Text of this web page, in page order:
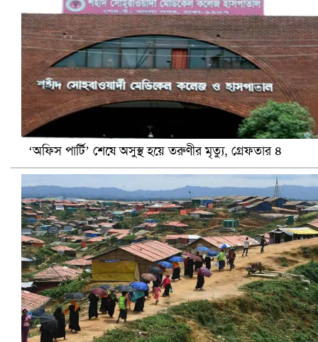
বৈষম্যবিরোধী ছাত্র আন্দোলনের সাধারণ সম্পাদকের পদত্যাগ
‘অফিস পার্টি’ শেষে অসুস্থ হয়ে তরুণীর মৃত্যু, গ্রেফতার ৪